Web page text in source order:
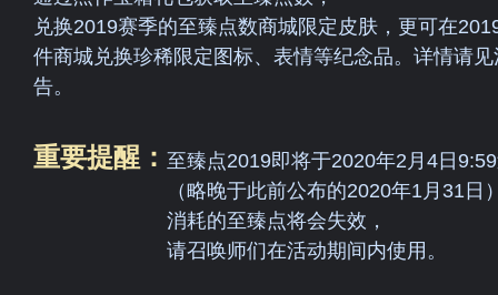
兑换2019赛季的至臻点数商城限定皮肤，更可在
件商城兑换珍稀限定图标、表情等纪念品。详情请
告。
重要提醒： 至臻点2019即将于2020年2月4日
（略晚于此前公布的2020年1月31日
消耗的至臻点将会失效，
请召唤师们在活动期间内使用。